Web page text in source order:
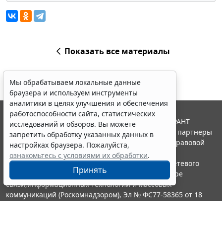
Показать все материалы
Мы обрабатываем локальные данные
браузера и используем инструменты
аналитики в целях улучшения и обеспечения
работоспособности сайта, статистических
исследований и обзоров. Вы можете
запретить обработку указанных данных в
настройках браузера. Пожалуйста,
ознакомьтесь с условиями их обработки.
Принять
© ООО "НПП "ГАРАНТ-СЕРВИС", 2026. Система ГАРАНТ
выпускается с 1990 года. Компания "Гарант" и ее партнеры
являются участниками Российской ассоциации правовой
информации ГАРАНТ.
Портал ГАРАНТ.РУ зарегистрирован в качестве сетевого
издания Федеральной службой по надзору в сфере
связи,информационных технологий и массовых
коммуникаций (Роскомнадзором), Эл № ФС77-58365 от 18